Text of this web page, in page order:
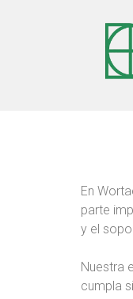
En
parte
y el
Nuestra
cumpla